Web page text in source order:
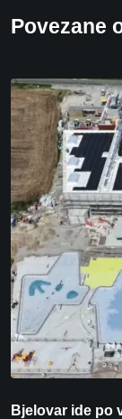
Povezane
Bjelovar ide po